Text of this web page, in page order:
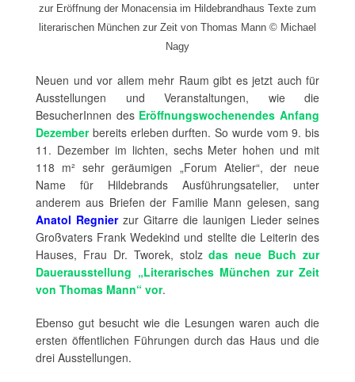
zur Eröffnung der Monacensia im Hildebrandhaus Texte zum
literarischen München zur Zeit von Thomas Mann © Michael
Nagy
Neuen und vor allem mehr Raum gibt es jetzt auch für
Ausstellungen und Veranstaltungen, wie die
BesucherInnen des Eröffnungswochenendes Anfang
Dezemberbereits erleben durften. So wurde vom 9. bis
11. Dezember im lichten, sechs Meter hohen und mit
118 m² sehr geräumigen „Forum Atelier“, der neue
Name für Hildebrands Ausführungsatelier, unter
anderem aus Briefen der Familie Mann gelesen, sang
Anatol Regnierzur Gitarre die launigen Lieder seines
Großvaters Frank Wedekind und stellte die Leiterin des
Hauses, Frau Dr. Tworek, stolzdas neue Buch zur
Dauerausstellung „Literarisches München zur Zeit
von Thomas Mann“ vor.
Ebenso gut besucht wie die Lesungen waren auch die
ersten öffentlichen Führungen durch das Haus und die
drei Ausstellungen.